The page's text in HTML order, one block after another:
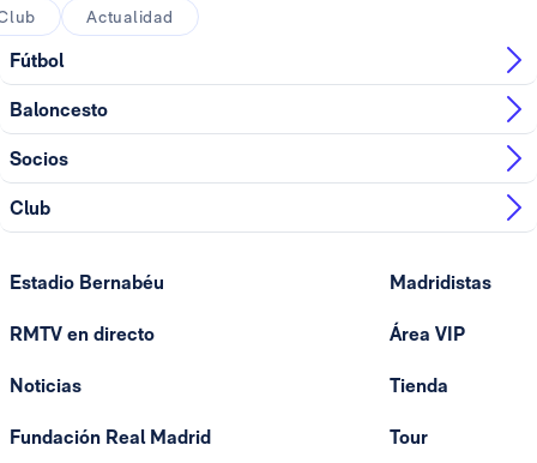
Actualidad
Fútbol
Baloncesto
Socios
Club
Estadio Bernabéu
RMTV en directo
Noticias
Fundación Real Madrid
Madridistas
Área VIP
Tienda
Tour